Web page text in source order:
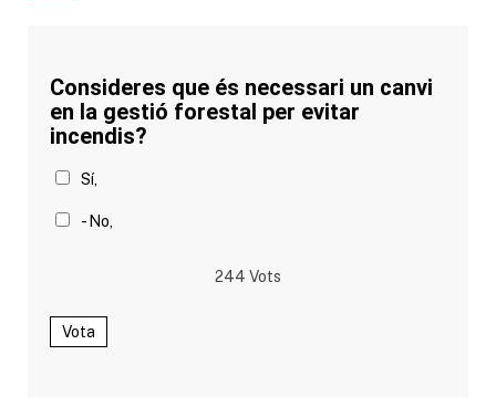
Consideres que és necessari un canvi
en la gestió forestal per evitar
incendis?
Sí,
- No,
244 Vots
Vota